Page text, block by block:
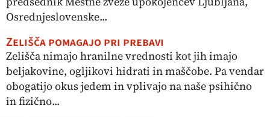
Osrednjeslovenske...
Zelišča pomagajo pri prebavi
Zelišča nimajo hranilne vrednosti kot jih imajo
beljakovine, ogljikovi hidrati in maščobe. Pa vendar
obogatijo okus jedem in vplivajo na naše psihično
in fizično...